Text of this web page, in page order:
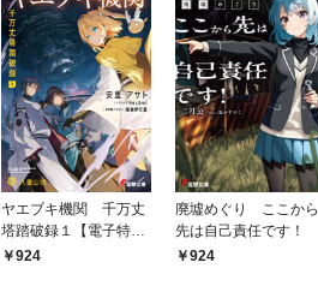
ヤエブキ機関 千万丈
塔踏破録１【電子特別
版】924
廃墟めぐり ここから
先は自己責任です！
924